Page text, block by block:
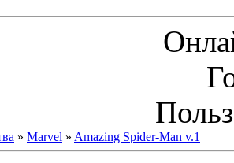
» Marvel » Amazing Spider-Man v.1